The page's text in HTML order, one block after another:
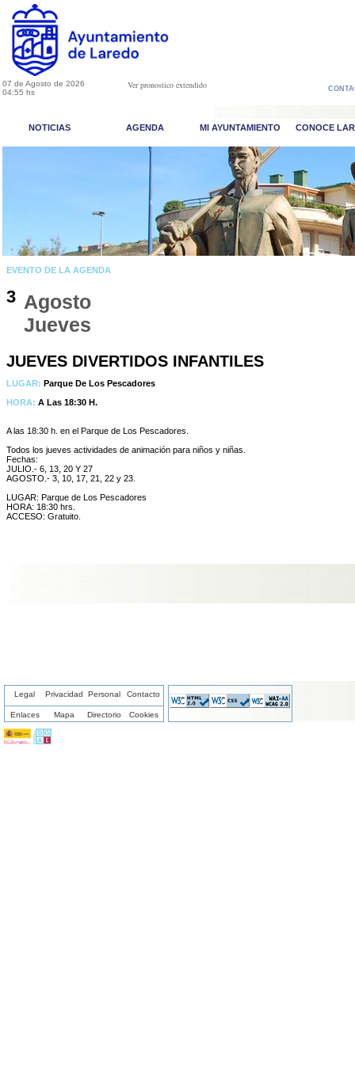
07 de Agosto de 2026
04:55 hs
Ver pronostico extendido
NOTICIAS AGENDA MI AYUNTAMIENTO CONOCE
EVENTO DE LA AGENDA
3 Agosto
Jueves
JUEVES DIVERTIDOS INFANTILES
LUGAR: Parque De Los Pescadores
HORA: A Las 18:30 H.
A las 18:30 h. en el Parque de Los Pescadores.
Todos los jueves actividades de animación para niños y niñas.
Fechas:
JULIO.- 6, 13, 20 Y 27
AGOSTO.- 3, 10, 17, 21, 22 y 23.
LUGAR: Parque de Los Pescadores
HORA: 18:30 hrs.
ACCESO: Gratuito.
Legal Privacidad Personal Contacto
Enlaces Mapa Directorio Cookies